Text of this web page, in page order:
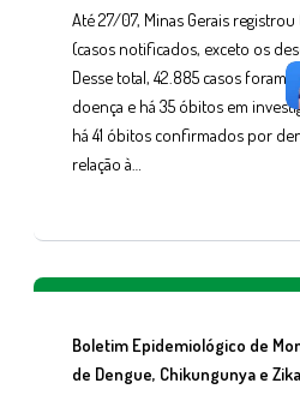
Até 27/07, Minas Gerais
(casos notificados, exceto os
Desse total, 42.885 casos foram
doença e há 35 óbitos em
há 41 óbitos confirmados por
relação à…
Boletim Epidemiológico de
de Dengue, Chikungunya e